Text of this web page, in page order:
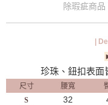
除瑕疵商品
|
珍珠、鈕扣表面
尺寸 腰寬
S
32